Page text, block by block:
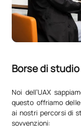
Borse di
Noi dell’UAX
questo offriamo
ai nostri percorsi di
sovvenzioni: